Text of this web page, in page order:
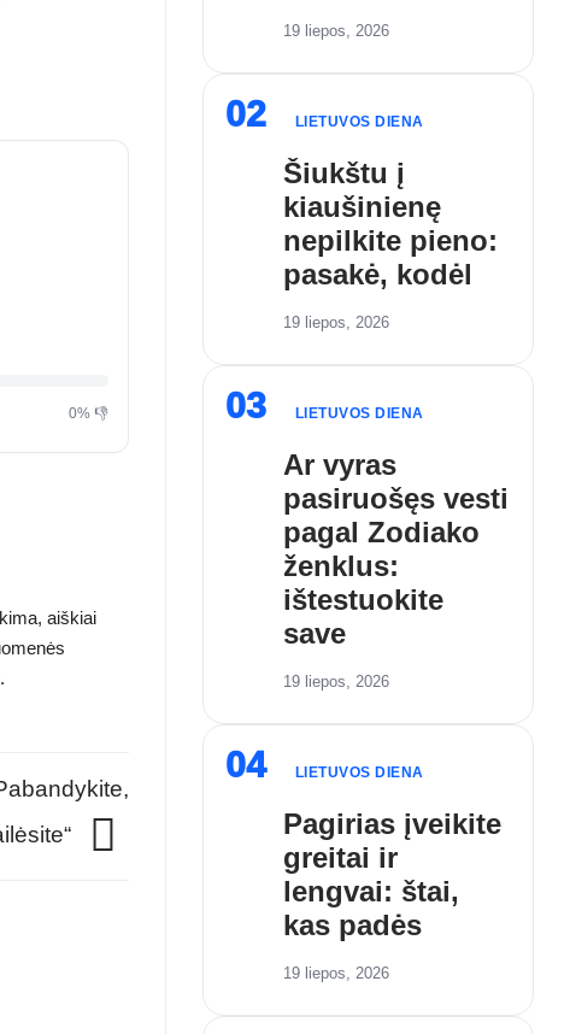
0% 👎
aiškiai
19 liepos, 2026
02 LIETUVOS DIENA
Šiukštu į
kiaušinienę
nepilkite pieno:
pasakė, kodėl
19 liepos, 2026
03 LIETUVOS DIENA
Ar vyras
pasiruošęs vesti
pagal Zodiako
ženklus:
ištestuokite
save
19 liepos, 2026
04 LIETUVOS DIENA
Pagirias įveikite
greitai ir
lengvai: štai,
kas padės
19 liepos, 2026